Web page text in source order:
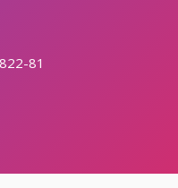
8177-9727 Dokter